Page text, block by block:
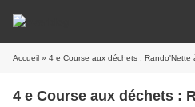
Accueil » 4 e Course aux déchets : Rando'Nette à Saint
4 e Course aux déchets :